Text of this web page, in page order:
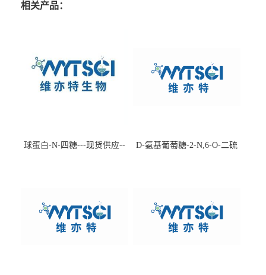
相关产品：
球蛋白-N-四糖---现货供应--
D-氨基葡萄糖-2-N,6-O-二硫